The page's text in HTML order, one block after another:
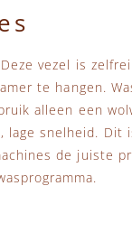
vezel is
te hangen.
alleen een
lage snelheid.
de juiste